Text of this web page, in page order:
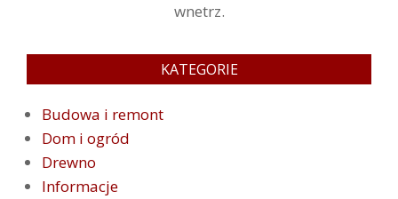
wnetrz.
KATEGORIE
Budowa i remont
Dom i ogród
Drewno
Informacje